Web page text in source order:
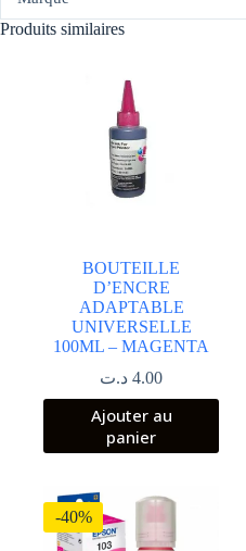
Produits similaires
BOUTEILLE
D’ENCRE
ADAPTABLE
UNIVERSELLE
100ML – MAGENTA
4.00 د.ت
Ajouter au
panier
-40%